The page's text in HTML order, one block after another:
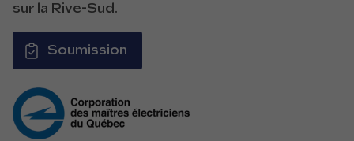
sur la Rive-Sud.
Soumission